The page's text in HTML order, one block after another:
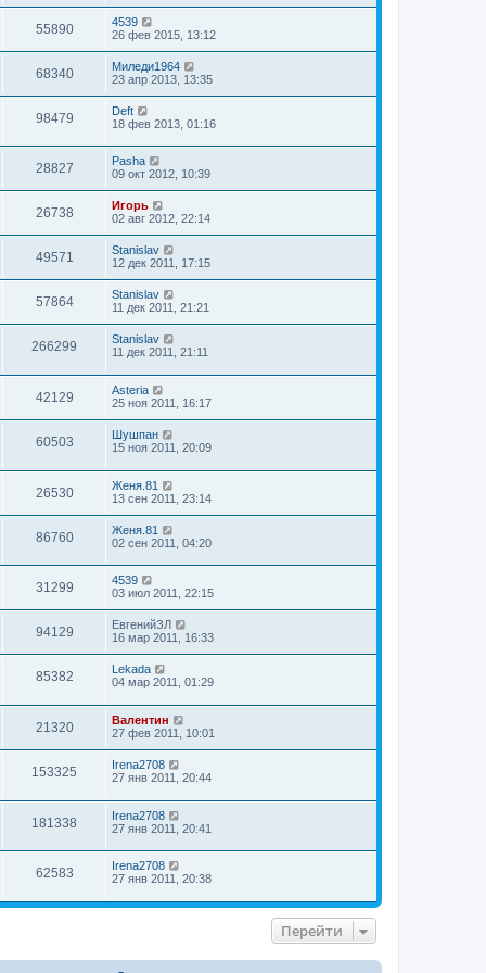
55890
4539
26 фев 2015, 13:12
68340
Миледи1964
23 апр 2013, 13:35
98479
Deft
18 фев 2013, 01:16
28827
Pasha
09 окт 2012, 10:39
26738
Игорь
02 авг 2012, 22:14
49571
Stanislav
12 дек 2011, 17:15
57864
Stanislav
11 дек 2011, 21:21
266299
Stanislav
11 дек 2011, 21:11
42129
Asteria
25 ноя 2011, 16:17
60503
Шушпан
15 ноя 2011, 20:09
26530
Женя.81
13 сен 2011, 23:14
86760
Женя.81
02 сен 2011, 04:20
31299
4539
03 июл 2011, 22:15
94129
ЕвгенийЗЛ
16 мар 2011, 16:33
85382
Lekada
04 мар 2011, 01:29
21320
Валентин
27 фев 2011, 10:01
153325
Irena2708
27 янв 2011, 20:44
181338
Irena2708
27 янв 2011, 20:41
62583
Irena2708
27 янв 2011, 20:38
Перейти